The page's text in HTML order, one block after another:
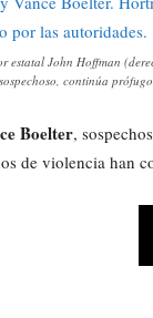
estatal John Hoffman
continúa
Boelter,
de violencia han